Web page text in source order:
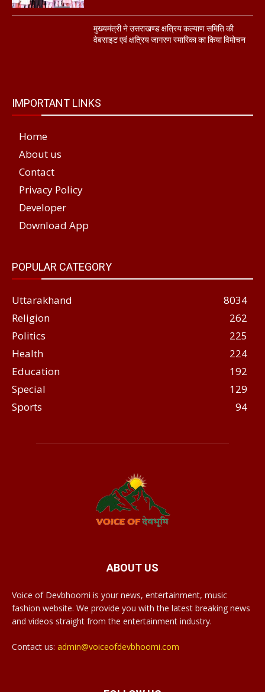
मुख्यमंत्री ने उत्तराखण्ड क्षत्रिय कल्याण समिति की
वेबसाइट एवं क्षत्रिय जागरण स्मारिका का किया विमोचन
IMPORTANT LINKS
Home
About us
Contact
Privacy Policy
Developer
Download App
POPULAR CATEGORY
Uttarakhand
8034
Religion
262
Politics
225
Health
224
Education
192
Special
129
Sports
94
ABOUT US
Voice of Devbhoomi is your news, entertainment, music
fashion website. We provide you with the latest breaking news
and videos straight from the entertainment industry.
Contact us: admin@voiceofdevbhoomi.com